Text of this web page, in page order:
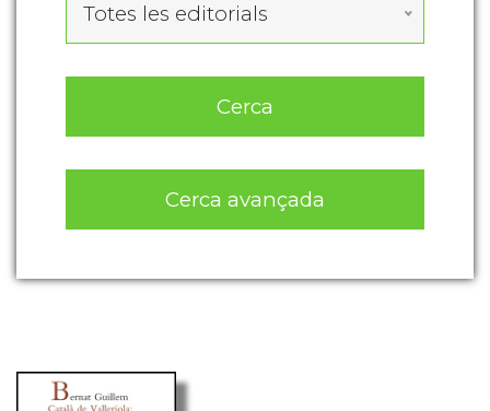
Totes les editorials
Cerca
Cerca avançada